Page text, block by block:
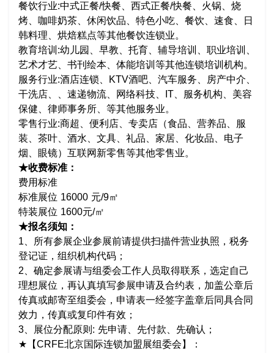
餐饮行业:中式正餐/快餐、西式正餐/快餐、火锅、烧
烤、咖啡奶茶、休闲饮品、特色小吃、餐饮、速食、日
韩料理、烘焙糕点等其他餐饮连锁业。
教育培训:幼儿园、早教、托育、辅导培训、职业培训、
艺术才艺、书刊绘本、体能培训等其他连锁培训机构。
服务行业:酒店连锁、KTV酒吧、汽车服务、房产中介、
干洗店、、速递物流、网络科技、IT、服务机构、美容
保健、律师事务所、等其他服务业。
零售行业:商超、便利店、专卖店（食品、营养品、服
装、茶叶、酒水、文具、礼品、家居、化妆品、电子
烟、眼镜）互联网新零售等其他零售业。
★收费标准：
费用标准
标准展位 16000 元/9㎡
特装展位 1600元/㎡
★报名须知：
1、所有参展企业参展前请提供扫描件营业执照，税务
登记证，组织机构代码；
2、确定参展请与组委会工作人员取得联系，选定自己
理想展位，再认真填写参展申请及合约表，加盖公章后
传真或邮寄至组委会，申请表一经签字盖章后同具合同
效力，传真或复印件有效；
3、展位分配原则: 先申请、先付款、先确认；
★【CRFE北京国际连锁加盟展组委会】：